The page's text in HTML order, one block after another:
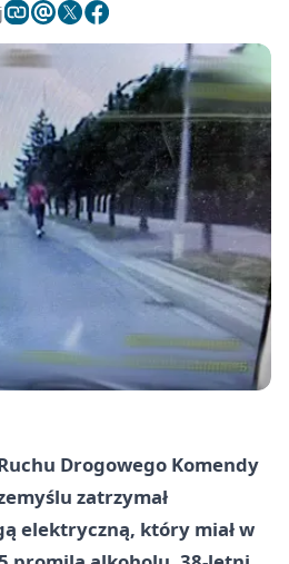
Drogowego Komendy
zatrzymał
elektryczną, który miał w